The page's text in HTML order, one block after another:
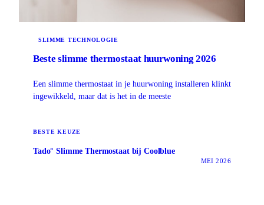
SLIMME TECHNOLOGIE
Beste slimme thermostaat huurwoning 2026
Een slimme thermostaat in je huurwoning installeren klinkt
ingewikkeld, maar dat is het in de meeste
BESTE KEUZE
Tado° Slimme Thermostaat bij Coolblue
MEI 2026